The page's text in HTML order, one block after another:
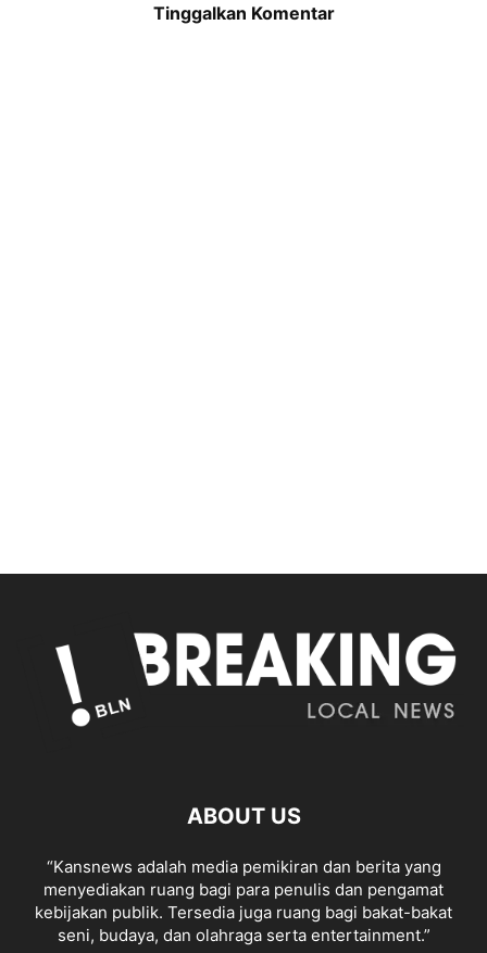
Tinggalkan Komentar
ABOUT US
“Kansnews adalah media pemikiran dan berita yang
menyediakan ruang bagi para penulis dan pengamat
kebijakan publik. Tersedia juga ruang bagi bakat-bakat
seni, budaya, dan olahraga serta entertainment.”